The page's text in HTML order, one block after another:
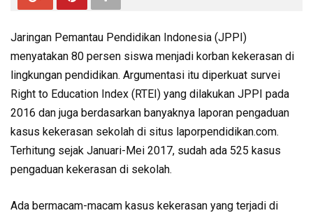
Jaringan Pemantau Pendidikan Indonesia (JPPI)
menyatakan 80 persen siswa menjadi korban kekerasan di
lingkungan pendidikan. Argumentasi itu diperkuat survei
Right to Education Index (RTEI) yang dilakukan JPPI pada
2016 dan juga berdasarkan banyaknya laporan pengaduan
kasus kekerasan sekolah di situs laporpendidikan.com.
Terhitung sejak Januari-Mei 2017, sudah ada 525 kasus
pengaduan kekerasan di sekolah.
Ada bermacam-macam kasus kekerasan yang terjadi di